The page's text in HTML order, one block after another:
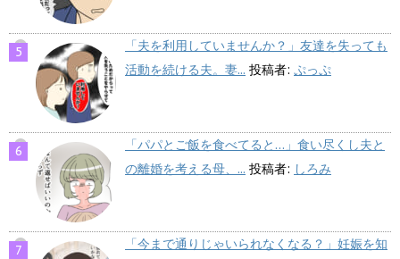
「夫を利用していませんか？」友達を失っても
活動を続ける夫。妻... 投稿者: ぷっぷ
「パパとご飯を食べてると…」食い尽くし夫と
の離婚を考える母、... 投稿者: しろみ
「今まで通りじゃいられなくなる？」妊娠を知